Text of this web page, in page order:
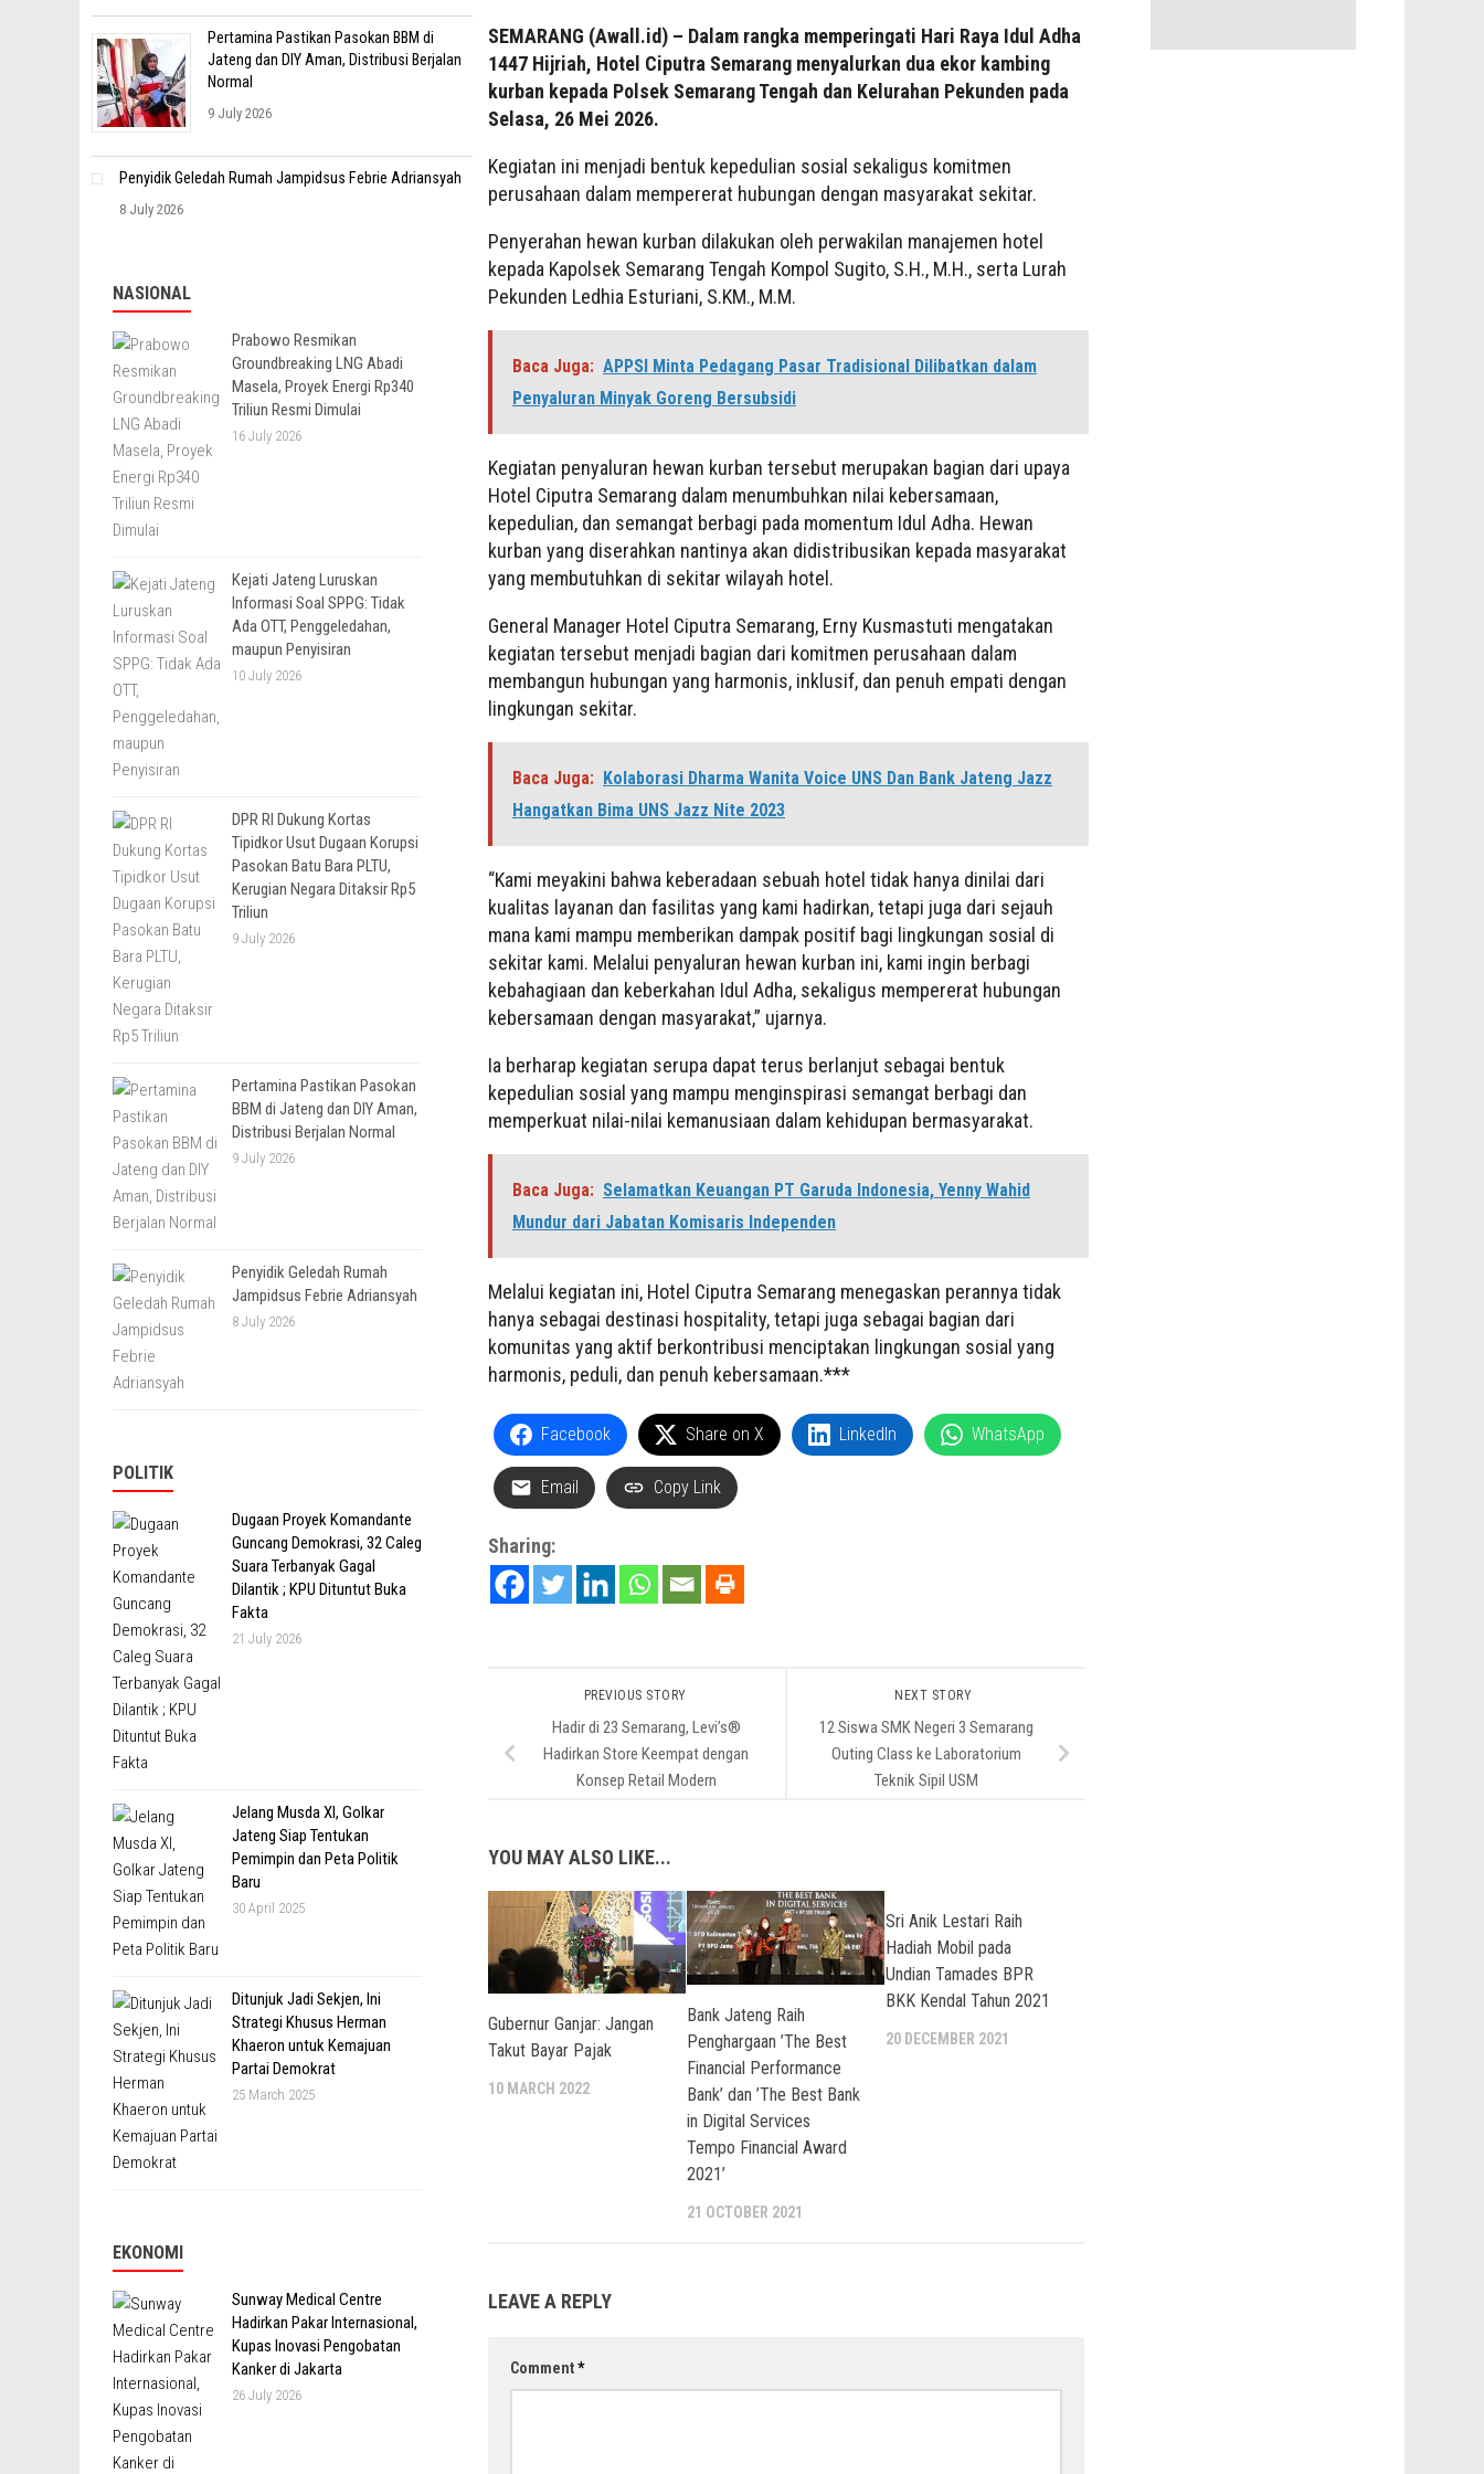
SEMARANG (Awall.id) – Dalam rangka memperingati Hari Raya Idul Adha
1447 Hijriah, Hotel Ciputra Semarang menyalurkan dua ekor kambing
kurban kepada Polsek Semarang Tengah dan Kelurahan Pekunden pada
Selasa, 26 Mei 2026.
Kegiatan ini menjadi bentuk kepedulian sosial sekaligus komitmen
perusahaan dalam mempererat hubungan dengan masyarakat sekitar.
Penyerahan hewan kurban dilakukan oleh perwakilan manajemen hotel
kepada Kapolsek Semarang Tengah Kompol Sugito, S.H., M.H., serta Lurah
Pekunden Ledhia Esturiani, S.KM., M.M.
Baca Juga: APPSI Minta Pedagang Pasar Tradisional Dilibatkan dalam
Penyaluran Minyak Goreng Bersubsidi
Kegiatan penyaluran hewan kurban tersebut merupakan bagian dari upaya
Hotel Ciputra Semarang dalam menumbuhkan nilai kebersamaan,
kepedulian, dan semangat berbagi pada momentum Idul Adha. Hewan
kurban yang diserahkan nantinya akan didistribusikan kepada masyarakat
yang membutuhkan di sekitar wilayah hotel.
General Manager Hotel Ciputra Semarang, Erny Kusmastuti mengatakan
kegiatan tersebut menjadi bagian dari komitmen perusahaan dalam
membangun hubungan yang harmonis, inklusif, dan penuh empati dengan
lingkungan sekitar.
Baca Juga: Kolaborasi Dharma Wanita Voice UNS Dan Bank Jateng Jazz
Hangatkan Bima UNS Jazz Nite 2023
“Kami meyakini bahwa keberadaan sebuah hotel tidak hanya dinilai dari
kualitas layanan dan fasilitas yang kami hadirkan, tetapi juga dari sejauh
mana kami mampu memberikan dampak positif bagi lingkungan sosial di
sekitar kami. Melalui penyaluran hewan kurban ini, kami ingin berbagi
kebahagiaan dan keberkahan Idul Adha, sekaligus mempererat hubungan
kebersamaan dengan masyarakat,” ujarnya.
Ia berharap kegiatan serupa dapat terus berlanjut sebagai bentuk
kepedulian sosial yang mampu menginspirasi semangat berbagi dan
memperkuat nilai-nilai kemanusiaan dalam kehidupan bermasyarakat.
Baca Juga: Selamatkan Keuangan PT Garuda Indonesia, Yenny Wahid
Mundur dari Jabatan Komisaris Independen
Melalui kegiatan ini, Hotel Ciputra Semarang menegaskan perannya tidak
hanya sebagai destinasi hospitality, tetapi juga sebagai bagian dari
komunitas yang aktif berkontribusi menciptakan lingkungan sosial yang
harmonis, peduli, dan penuh kebersamaan.***
Facebook Share on X LinkedIn WhatsApp
Email Copy Link
Sharing:
NEXT STORY
12 Siswa SMK Negeri 3 Semarang
Outing Class ke Laboratorium
Teknik Sipil USM
PREVIOUS STORY
Hadir di 23 Semarang, Levi’s®
Hadirkan Store Keempat dengan
Konsep Retail Modern
YOU MAY ALSO LIKE...
Gubernur Ganjar: Jangan
Takut Bayar Pajak
10 MARCH 2022
Bank Jateng Raih
Penghargaan ’The Best
Financial Performance
Bank’ dan ’The Best Bank
in Digital Services
Tempo Financial Award
2021’
21 OCTOBER 2021
Sri Anik Lestari Raih
Hadiah Mobil pada
Undian Tamades BPR
BKK Kendal Tahun 2021
20 DECEMBER 2021
LEAVE A REPLY
Comment*
Pertamina Pastikan Pasokan BBM di
Jateng dan DIY Aman, Distribusi Berjalan
Normal
9 July 2026
Penyidik Geledah Rumah Jampidsus Febrie Adriansyah
8 July 2026
NASIONAL
Prabowo Resmikan
Groundbreaking LNG Abadi
Masela, Proyek Energi Rp340
Triliun Resmi Dimulai
16 July 2026
Kejati Jateng Luruskan
Informasi Soal SPPG: Tidak
Ada OTT, Penggeledahan,
maupun Penyisiran
10 July 2026
DPR RI Dukung Kortas
Tipidkor Usut Dugaan Korupsi
Pasokan Batu Bara PLTU,
Kerugian Negara Ditaksir Rp5
Triliun
9 July 2026
Pertamina Pastikan Pasokan
BBM di Jateng dan DIY Aman,
Distribusi Berjalan Normal
9 July 2026
Penyidik Geledah Rumah
Jampidsus Febrie Adriansyah
8 July 2026
POLITIK
Dugaan Proyek Komandante
Guncang Demokrasi, 32 Caleg
Suara Terbanyak Gagal
Dilantik ; KPU Dituntut Buka
Fakta
21 July 2026
Jelang Musda XI, Golkar
Jateng Siap Tentukan
Pemimpin dan Peta Politik
Baru
30 April 2025
Ditunjuk Jadi Sekjen, Ini
Strategi Khusus Herman
Khaeron untuk Kemajuan
Partai Demokrat
25 March 2025
EKONOMI
Sunway Medical Centre
Hadirkan Pakar Internasional,
Kupas Inovasi Pengobatan
Kanker di Jakarta
26 July 2026